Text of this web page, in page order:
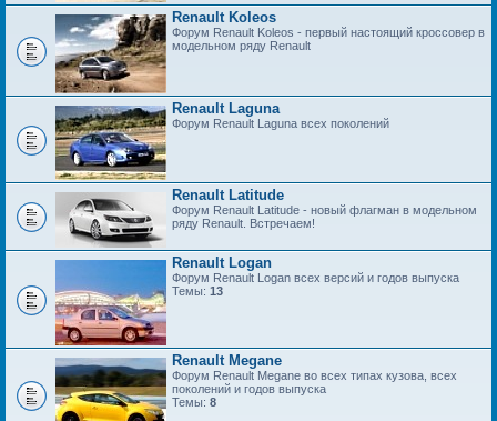
Renault Koleos
Форум Renault Koleos - первый настоящий кроссовер в
модельном ряду Renault
Renault Laguna
Форум Renault Laguna всех поколений
Renault Latitude
Форум Renault Latitude - новый флагман в модельном
ряду Renault. Встречаем!
Renault Logan
Форум Renault Logan всех версий и годов выпуска
Темы: 13
Renault Megane
Форум Renault Megane во всех типах кузова, всех
поколений и годов выпуска
Темы: 8